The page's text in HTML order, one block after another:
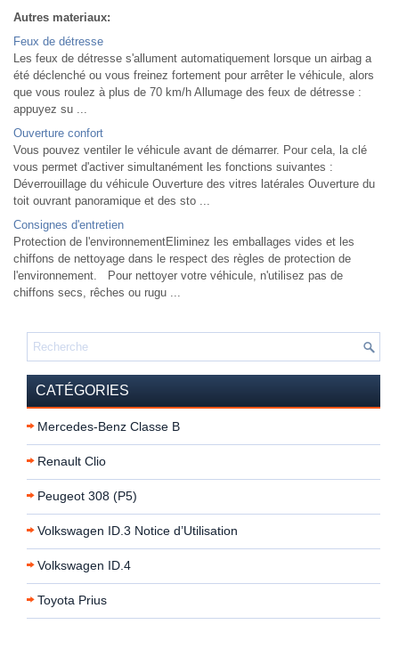
Autres materiaux:
Feux de détresse
Les feux de détresse s'allument automatiquement lorsque un airbag a
été déclenché ou vous freinez fortement pour arrêter le véhicule, alors
que vous roulez à plus de 70 km/h Allumage des feux de détresse :
appuyez su ...
Ouverture confort
Vous pouvez ventiler le véhicule avant de démarrer. Pour cela, la clé
vous permet d'activer simultanément les fonctions suivantes :
Déverrouillage du véhicule Ouverture des vitres latérales Ouverture du
toit ouvrant panoramique et des sto ...
Consignes d'entretien
Protection de l'environnementEliminez les emballages vides et les
chiffons de nettoyage dans le respect des règles de protection de
l'environnement. Pour nettoyer votre véhicule, n'utilisez pas de
chiffons secs, rêches ou rugu ...
CATÉGORIES
Mercedes-Benz Classe B
Renault Clio
Peugeot 308 (P5)
Volkswagen ID.3 Notice d’Utilisation
Volkswagen ID.4
Toyota Prius